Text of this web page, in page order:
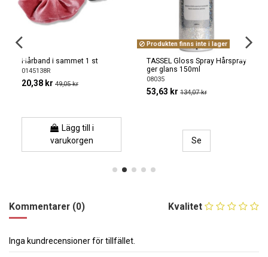
Hårband i sammet 1 st
0145138R
20,38 kr 49,05 kr
Lägg till i
varukorgen
Produkten finns inte i lager
TASSEL Gloss Spray Hårspray
ger glans 150ml
08035
53,63 kr 134,07 kr
Se
Kvalitet
Kommentarer (0)
Inga kundrecensioner för tillfället.